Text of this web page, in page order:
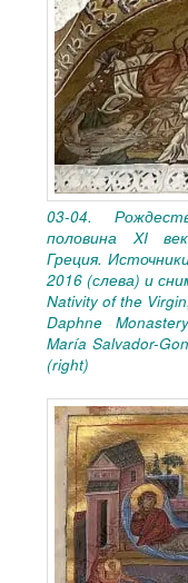
03-04.
половина XI
Греция.
2016 (слева) и
Nativity of the
Daphne
María Salvador-
(right)